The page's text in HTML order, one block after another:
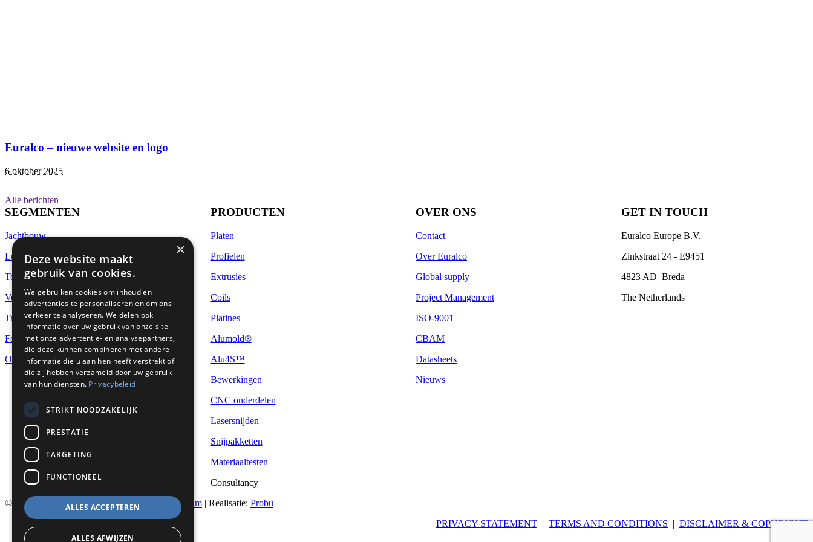
Euralco – nieuwe website en logo
6 oktober 2025
Alle berichten
SEGMENTEN
Jachtbouw
Luchtvaart
Topsports
Veiligheid & bescherming
Transport
Food & Pharma
Overig
PRODUCTEN
Platen
Profielen
Extrusies
Coils
Platines
Alumold®
Alu4S™
Bewerkingen
CNC onderdelen
Lasersnijden
Snijpakketten
Materiaaltesten
Consultancy
OVER ONS
Contact
Over Euralco
Global supply
Project Management
ISO-9001
CBAM
Datasheets
Nieuws
GET IN TOUCH
Euralco Europe B.V.
Zinkstraat 24 - E9451
4823 AD Breda
The Netherlands
© 2026 Euralco Europe - The Power of Aluminium | Realisatie: Probu
Privacyverklaring PRIVACY STATEMENT | TERMS AND CONDITIONS | DISCLAIMER & COPYRIGHT
×
Deze website maakt
gebruik van cookies.
We gebruiken cookies om inhoud en
advertenties te personaliseren en om ons
verkeer te analyseren. We delen ook
informatie over uw gebruik van onze site
met onze advertentie- en analysepartners,
die deze kunnen combineren met andere
informatie die u aan hen heeft verstrekt of
die zij hebben verzameld door uw gebruik
van hun diensten. Privacybeleid
STRIKT NOODZAKELIJK
PRESTATIE
TARGETING
FUNCTIONEEL
ALLES ACCEPTEREN
ALLES AFWIJZEN